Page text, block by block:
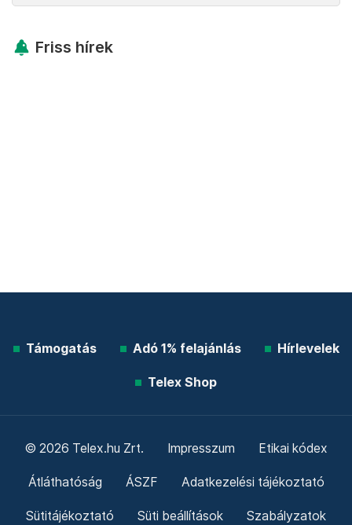
Friss hírek
Támogatás Adó 1% felajánlás Hírlevelek
Telex Shop
© 2026 Telex.hu Zrt. Impresszum Etikai kódex
Átláthatóság ÁSZF Adatkezelési tájékoztató
Sütitájékoztató Süti beállítások Szabályzatok